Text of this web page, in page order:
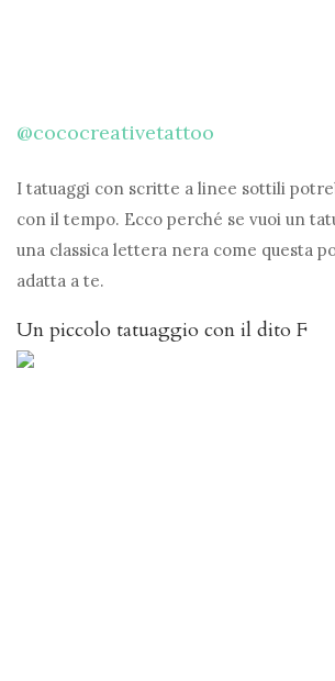
@cococreativetattoo
I tatuaggi con scritte a linee sottili
con il tempo. Ecco perché se vuoi un
una classica lettera nera come questa
adatta a te.
Un piccolo tatuaggio con il dito F